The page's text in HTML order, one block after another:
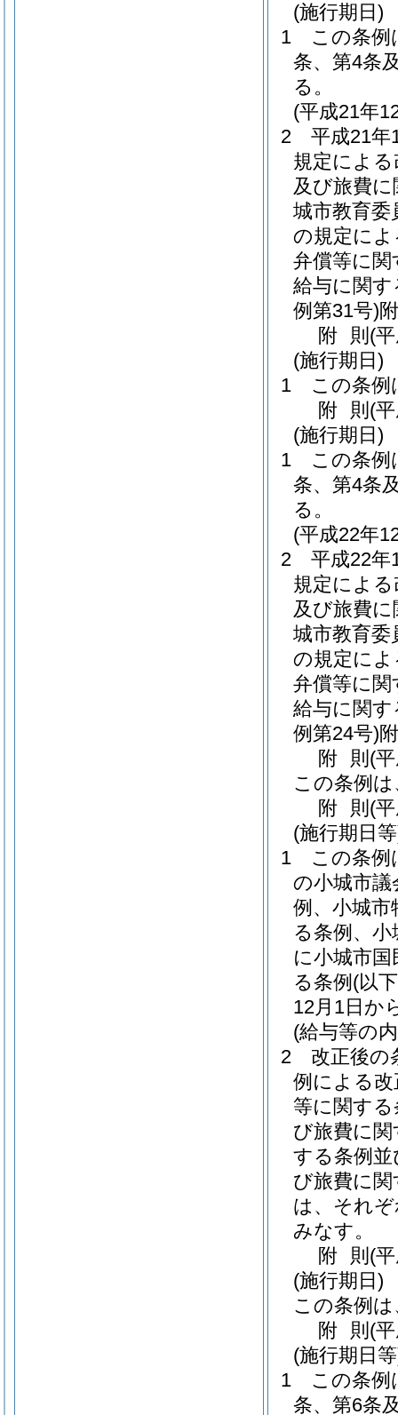
(施行期日)
1
この条例
条、第4条
る。
(平成21年
2
平成21
規定によ
及び旅費
城市教育委
の規定に
弁償等に
給与に関
例第31号)
附 則 (
(施行期日)
1
この条例
附 則 (
(施行期日)
1
この条例
条、第4条
る。
(平成22年
2
平成22
規定によ
及び旅費
城市教育委
の規定に
弁償等に
給与に関
例第24号)
附 則 (
この条例
附 則 (
(施行期日
1
この条例
の小城市
例、小城
る条例、
に小城市
る条例 (以
12月1日か
(給与等の
2
改正後の
例による
等に関す
び旅費に
する条例並
び旅費に
は、それ
みなす。
附 則 (
(施行期日)
この条例
附 則 (
(施行期日
1
この条例
条、第6条